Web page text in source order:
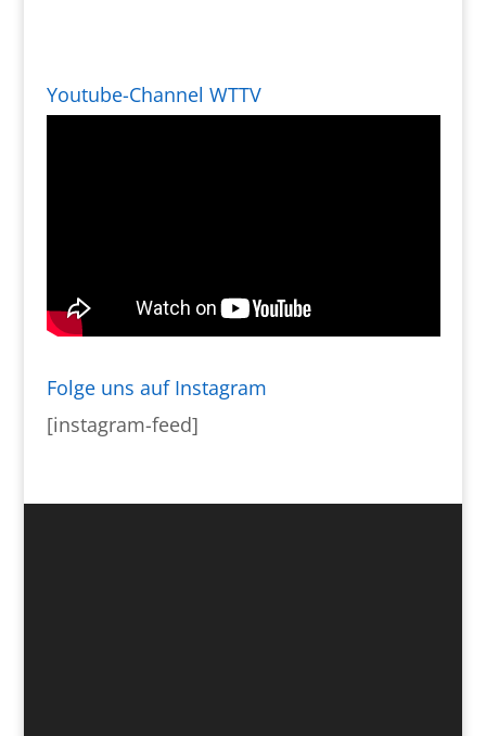
Youtube-Channel WTTV
Folge uns auf Instagram
[instagram-feed]